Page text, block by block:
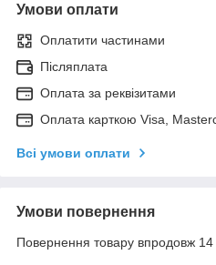
Умови оплати
Оплатити частинами
Післяплата
Оплата за реквізитами
Оплата карткою Visa,
Всі умови оплати
Умови повернення
Повернення товару впродовж 14